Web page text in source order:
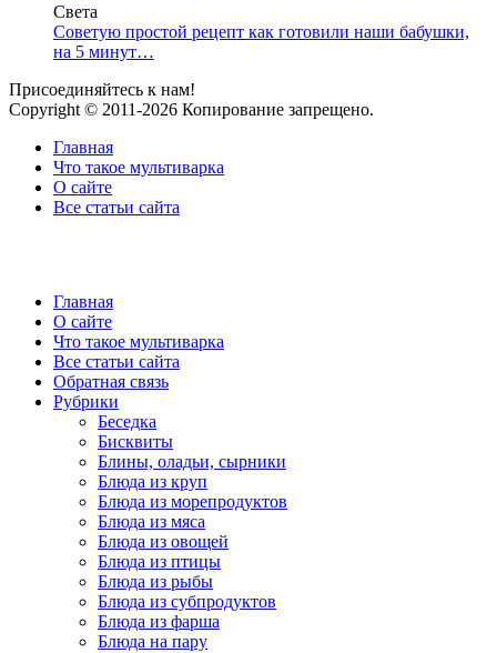
Света
Советую простой рецепт как готовили наши бабушки,
на 5 минут…
Присоединяйтесь к нам!
Copyright © 2011-2026 Копирование запрещено.
Главная
Что такое мультиварка
О сайте
Все статьи сайта
Главная
О сайте
Что такое мультиварка
Все статьи сайта
Обратная связь
Рубрики
Беседка
Бисквиты
Блины, оладьи, сырники
Блюда из круп
Блюда из морепродуктов
Блюда из мяса
Блюда из овощей
Блюда из птицы
Блюда из рыбы
Блюда из субпродуктов
Блюда из фарша
Блюда на пару